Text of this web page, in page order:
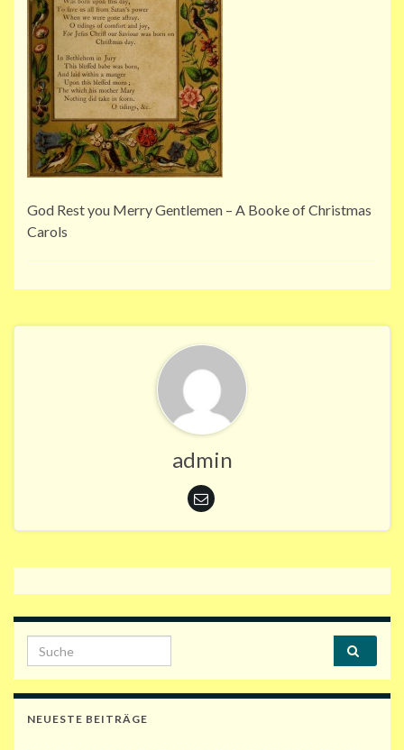
God Rest you Merry Gentlemen – A Booke of Christmas
Carols
admin
Search for:
NEUESTE BEITRÄGE